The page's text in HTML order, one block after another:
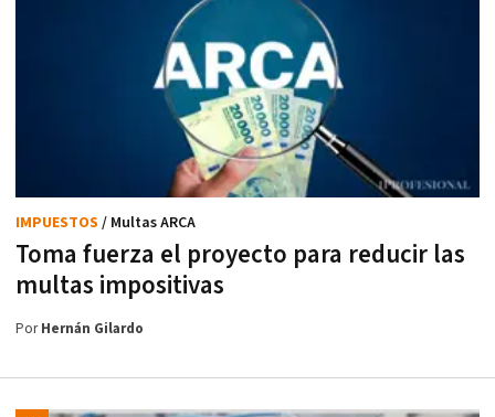
Toma fuerza el proyecto para reducir las
multas impositivas
IMPUESTOS / Multas ARCA
PorHernán Gilardo